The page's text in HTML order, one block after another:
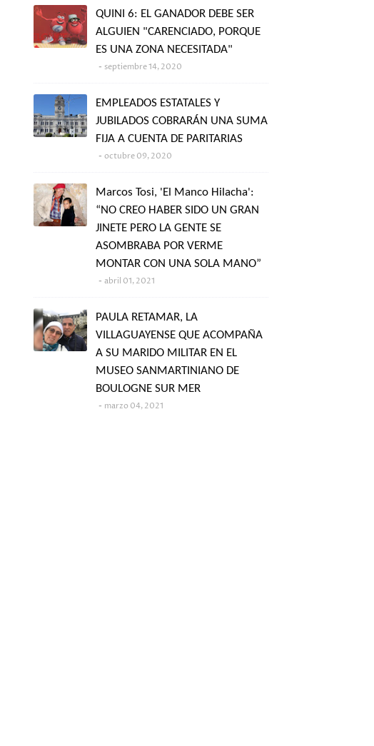
QUINI 6: EL GANADOR DEBE SER
ALGUIEN "CARENCIADO, PORQUE
ES UNA ZONA NECESITADA"
septiembre 14, 2020
EMPLEADOS ESTATALES Y
JUBILADOS COBRARÁN UNA SUMA
FIJA A CUENTA DE PARITARIAS
octubre 09, 2020
Marcos Tosi, 'El Manco Hilacha':
“NO CREO HABER SIDO UN GRAN
JINETE PERO LA GENTE SE
ASOMBRABA POR VERME
MONTAR CON UNA SOLA MANO”
abril 01, 2021
PAULA RETAMAR, LA
VILLAGUAYENSE QUE ACOMPAÑA
A SU MARIDO MILITAR EN EL
MUSEO SANMARTINIANO DE
BOULOGNE SUR MER
marzo 04, 2021